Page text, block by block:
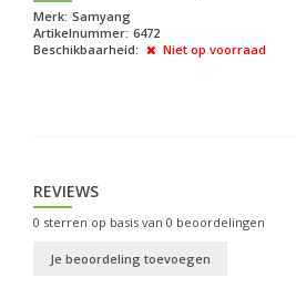
Merk: Samyang
Artikelnummer: 6472
Beschikbaarheid:
Niet op voorraad
REVIEWS
0 sterren op basis van 0 beoordelingen
Je beoordeling toevoegen